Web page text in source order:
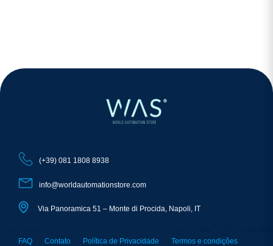
(+39) 081 1808 8938
info@worldautomationstore.com
Via Panoramica 51 – Monte di Procida, Napoli, IT
FAQ Contato Política de Privacidade Termos e condições